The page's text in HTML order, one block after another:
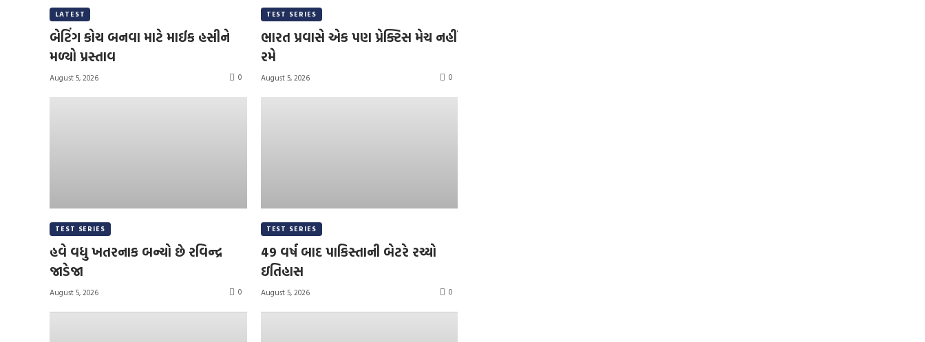
LATEST
બેટિંગ કોચ બનવા માટે માઈક હસીને
મળ્યો પ્રસ્તાવ
August 5, 2026 0
TEST SERIES
ભારત પ્રવાસે એક પણ પ્રેક્ટિસ મેચ નહીં
રમે
August 5, 2026 0
TEST SERIES
હવે વધુ ખતરનાક બન્યો છે રવિન્દ્ર
જાડેજા
August 5, 2026 0
TEST SERIES
49 વર્ષ બાદ પાકિસ્તાની બેટરે રચ્યો
ઇતિહાસ
August 5, 2026 0